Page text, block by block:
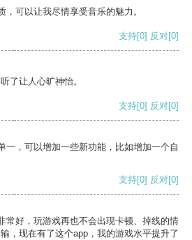
可以让我尽情享受音乐的魅力。
支持[0] 反对[0]
了让人心旷神怡。
支持[0] 反对[0]
一，可以增加一些新功能，比如增加一个自
支持[0] 反对[0]
常好，玩游戏再也不会出现卡顿、掉线的情
，现在有了这个app，我的游戏水平提升了